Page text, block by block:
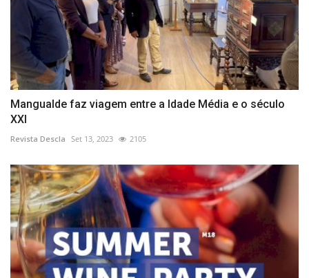
Mangualde faz viagem entre a Idade Média e o século
XXI
Revista Descla Set 13, 2023 2105